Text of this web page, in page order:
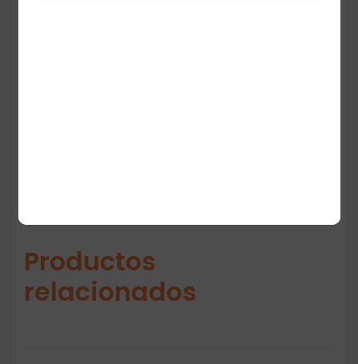
Productos
relacionados